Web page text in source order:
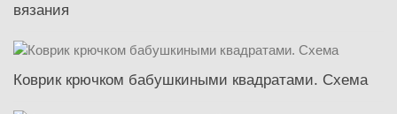
вязания
Коврик крючком бабушкиными квадратами. Схема